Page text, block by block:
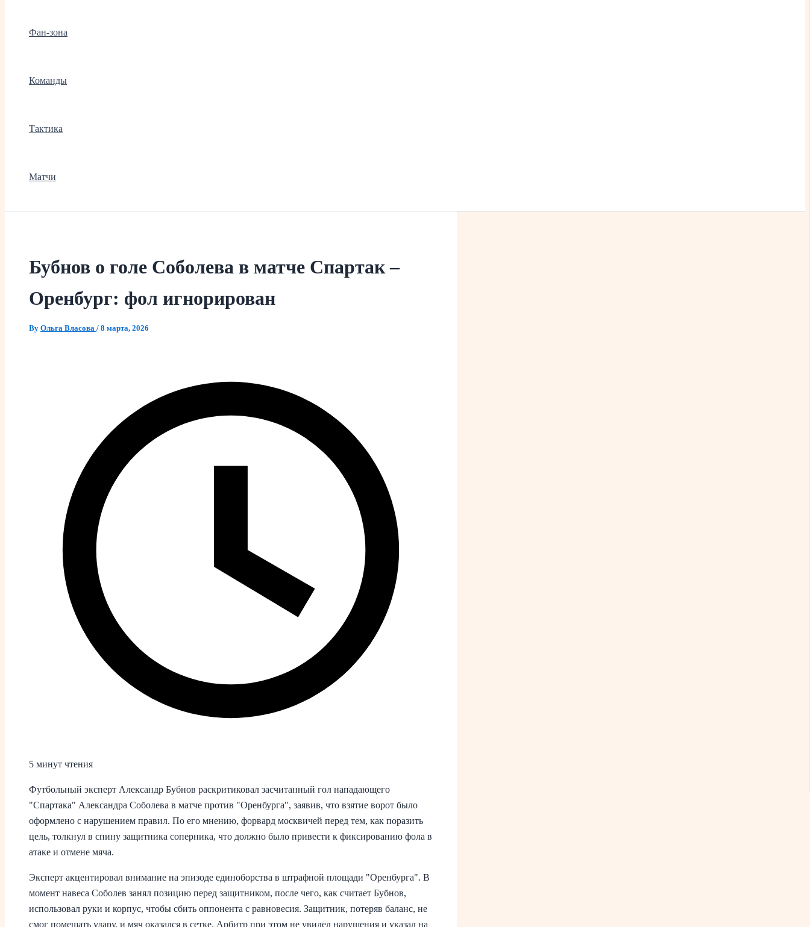
Фан-зона
Команды
Тактика
Матчи
Бубнов о голе Соболева в матче Спартак –
Оренбург: фол игнорирован
By Ольга Власова / 8 марта, 2026
5 минут чтения
Футбольный эксперт Александр Бубнов раскритиковал засчитанный гол нападающего
"Спартака" Александра Соболева в матче против "Оренбурга", заявив, что взятие ворот было
оформлено с нарушением правил. По его мнению, форвард москвичей перед тем, как поразить
цель, толкнул в спину защитника соперника, что должно было привести к фиксированию фола в
атаке и отмене мяча.
Эксперт акцентировал внимание на эпизоде единоборства в штрафной площади "Оренбурга". В
момент навеса Соболев занял позицию перед защитником, после чего, как считает Бубнов,
использовал руки и корпус, чтобы сбить оппонента с равновесия. Защитник, потеряв баланс, не
смог помешать удару, и мяч оказался в сетке. Арбитр при этом не увидел нарушения и указал на